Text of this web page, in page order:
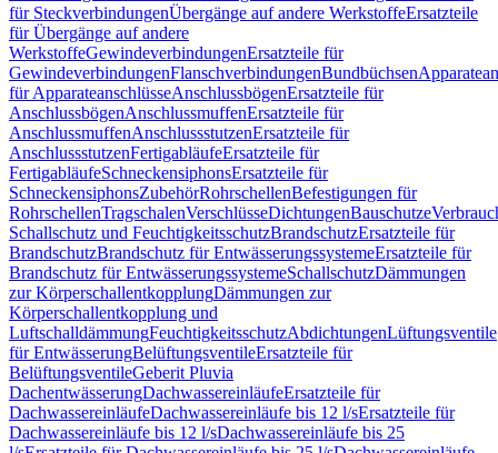
für SteckverbindungenÜbergänge auf andere WerkstoffeErsatzteile
für Übergänge auf andere
WerkstoffeGewindeverbindungenErsatzteile für
GewindeverbindungenFlanschverbindungenBundbüchsen
für ApparateanschlüsseAnschlussbögenErsatzteile für
AnschlussbögenAnschlussmuffenErsatzteile für
AnschlussmuffenAnschlussstutzenErsatzteile für
AnschlussstutzenFertigabläufeErsatzteile für
FertigabläufeSchneckensiphonsErsatzteile für
SchneckensiphonsZubehörRohrschellenBefestigungen für
RohrschellenTragschalenVerschlüsseDichtungenBauschutze
Schallschutz und FeuchtigkeitsschutzBrandschutzErsatzteile für
BrandschutzBrandschutz für EntwässerungssystemeErsatzteile für
Brandschutz für EntwässerungssystemeSchallschutzDämmungen
zur KörperschallentkopplungDämmungen zur
Körperschallentkopplung und
LuftschalldämmungFeuchtigkeitsschutzAbdichtungenLüftungsventile
für EntwässerungBelüftungsventileErsatzteile für
BelüftungsventileGeberit Pluvia
DachentwässerungDachwassereinläufeErsatzteile für
DachwassereinläufeDachwassereinläufe bis 12 l/sErsatzteile für
Dachwassereinläufe bis 12 l/sDachwassereinläufe bis 25